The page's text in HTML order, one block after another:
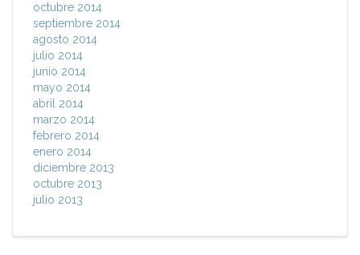
octubre 2014
septiembre 2014
agosto 2014
julio 2014
junio 2014
mayo 2014
abril 2014
marzo 2014
febrero 2014
enero 2014
diciembre 2013
octubre 2013
julio 2013